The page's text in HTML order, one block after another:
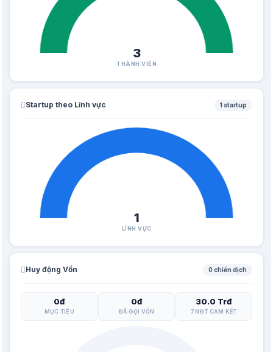
3
THÀNH VIÊN
Startup theo Lĩnh vực 1 startup
1
LĨNH VỰC
Huy động Vốn 0 chiến dịch
0đ
MỤC TIÊU
0đ
ĐÃ GỌI VỐN
30.0 Trđ
7 NĐT CAM KẾT